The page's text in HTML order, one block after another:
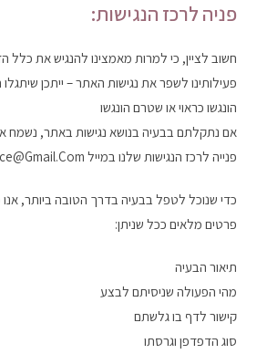
פניה לרכז הנגישות:
חשוב לציין, כי למרות מאמצינו להנגיש את כלל
פעילותינו לשפר את נגישות האתר – ייתכן
הונגשו כראוי או שטרם הונגשו
אם נתקלתם בבעיה בנושא נגישות באתר, נשמח
פנייה לרכז הנגישות שלנו במייל Avishagmayaoffice@gmail.com
כדי שנוכל לטפל בבעיה בדרך הטובה ביותר,
פרטים מלאים ככל שניתן:
תיאור הבעיה
מהי הפעולה שניסיתם לבצע
קישור לדף בו גלשתם
סוג הדפדפן וגרסתו